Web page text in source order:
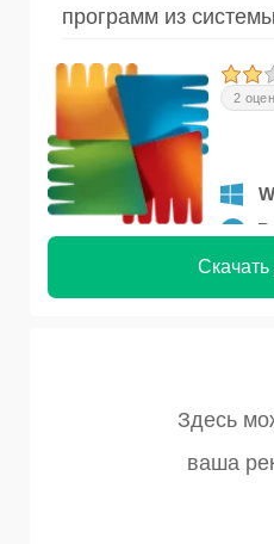
программ из системы
2